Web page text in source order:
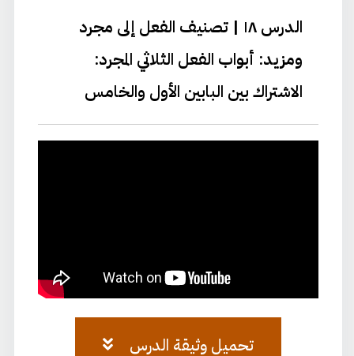
الدرس ١٨ | تصنيف الفعل إلى مجرد
ومزيد: أبواب الفعل الثلاثي المجرد:
الاشتراك بين البابين الأول والخامس
تحميل وثيقة الدرس